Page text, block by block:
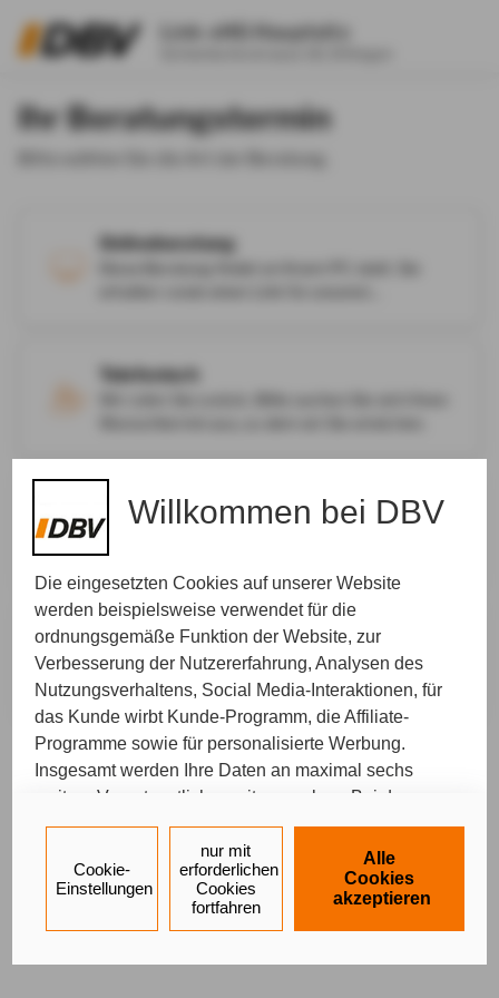
Willkommen bei DBV
Die eingesetzten Cookies auf unserer Website
werden beispielsweise verwendet für die
ordnungsgemäße Funktion der Website, zur
Verbesserung der Nutzererfahrung, Analysen des
Nutzungsverhaltens, Social Media-Interaktionen, für
das Kunde wirbt Kunde-Programm, die Affiliate-
Programme sowie für personalisierte Werbung.
Insgesamt werden Ihre Daten an maximal sechs
weitere Verantwortliche weitergegeben. Bei dem
Einsatz der Dienste für Social Media-Interaktionen
und personalisierte Werbung werden regelmäßig
durch den jeweiligen Anbieter individuelle Profile
angelegt und mit Daten von anderen Webseiten zu
umfassenden Nutzungsprofilen von Ihnen
Alle
Cookies
akzeptieren
nur mit
erforderlichen
Cookies
fortfahren
Cookie-
Einstellungen
Link oHG Hauptsitz
Ihr Beratungstermin
Onlineberatung
Telefonisch
Ort Ihrer Wahl
Wir kommen zu Ihnen und nehmen uns Zeit für
Ihr persönliches Anliegen.
In der Agentur
Diese Beratung findet in unserer Agentur statt.
Wir freuen uns auf Sie und Ihr persönliches
Anliegen.
Ein Service von